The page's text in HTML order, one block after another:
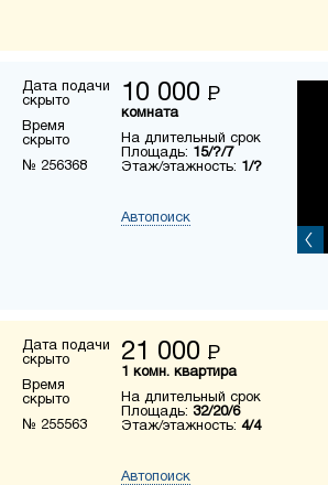
Дата подачи
скрыто
Время
скрыто
№ 256368
10 000 Р
комната
На длительный срок
Площадь: 15/?/7
Этаж/этажность: 1/?
Автопоиск
Дата подачи
скрыто
Время
скрыто
№ 255563
21 000 Р
1 комн. квартира
На длительный срок
Площадь: 32/20/6
Этаж/этажность: 4/4
Автопоиск